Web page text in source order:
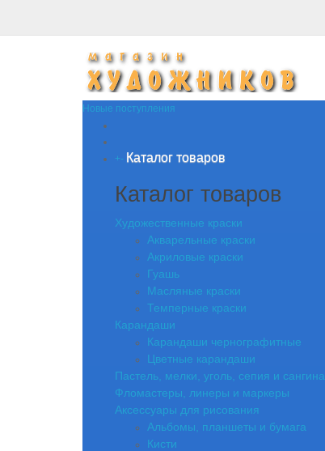
Новые поступления
+- Каталог товаров
Каталог товаров
Художественные краски
Акварельные краски
Акриловые краски
Гуашь
Масляные краски
Темперные краски
Карандаши
Карандаши чернографитные
Цветные карандаши
Пастель, мелки, уголь, сепия и сангина
Фломастеры, линеры и маркеры
Аксессуары для рисования
Альбомы, планшеты и бумага
Кисти